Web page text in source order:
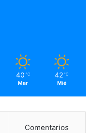
40 ℃
Mar
42 ℃
Mié
Comentarios